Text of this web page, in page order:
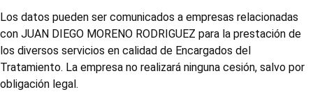
Los datos pueden ser comunicados a empresas relacionadas
con JUAN DIEGO MORENO RODRIGUEZ para la prestación de
los diversos servicios en calidad de Encargados del
Tratamiento. La empresa no realizará ninguna cesión, salvo por
obligación legal.